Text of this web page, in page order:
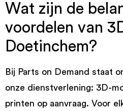
Wat zijn de
voordelen van
Doetinchem?
Bij Parts on Demand staat
onze dienstverlening: 3D-
printen op aanvraag. Voor